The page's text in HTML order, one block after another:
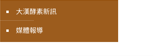
大漢酵素新訊
媒體報導